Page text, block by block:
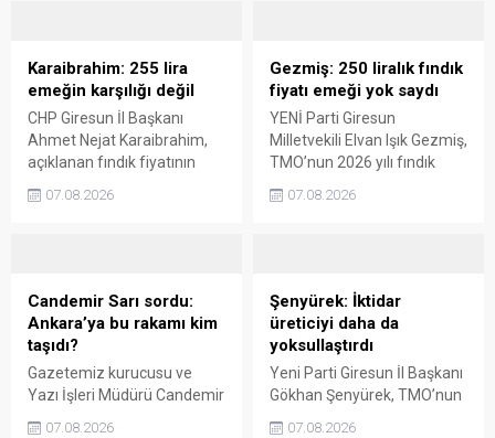
Karaibrahim: 255 lira
emeğin karşılığı değil
CHP Giresun İl Başkanı
Ahmet Nejat Karaibrahim,
açıklanan fındık fiyatının
karşısında yetersiz kaldığını
sürdürülebilir üretim için
fiyat politikasının yeniden
değerlendirilmesi gerektiğini
söyledi.
07.08.2026
Gezmiş: 250 liralık fındık
fiyatı emeği yok saydı
YENİ Parti Giresun
Milletvekili Elvan Işık Gezmiş,
TMO’nun 2026 yılı fındık
Açıklanan rakamın üreticinin
sayanı, günü geldiğinde
üretici de yok sayacaktır”
dedi.
07.08.2026
Candemir Sarı sordu:
Ankara’ya bu rakamı kim
taşıdı?
Gazetemiz kurucusu ve
Yazı İşleri Müdürü Candemir
07.08.2026
Şenyürek: İktidar
üreticiyi daha da
yoksullaştırdı
Yeni Parti Giresun İl Başkanı
Gökhan Şenyürek, TMO’nun
07.08.2026